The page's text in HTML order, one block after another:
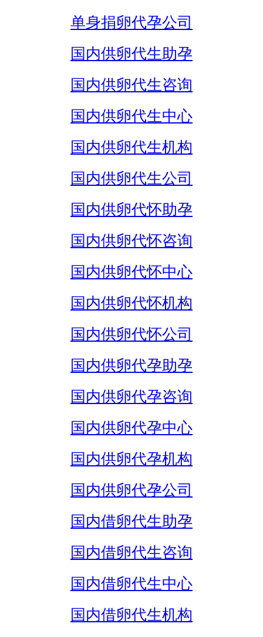
单身捐卵代孕公司
国内供卵代生助孕
国内供卵代生咨询
国内供卵代生中心
国内供卵代生机构
国内供卵代生公司
国内供卵代怀助孕
国内供卵代怀咨询
国内供卵代怀中心
国内供卵代怀机构
国内供卵代怀公司
国内供卵代孕助孕
国内供卵代孕咨询
国内供卵代孕中心
国内供卵代孕机构
国内供卵代孕公司
国内借卵代生助孕
国内借卵代生咨询
国内借卵代生中心
国内借卵代生机构